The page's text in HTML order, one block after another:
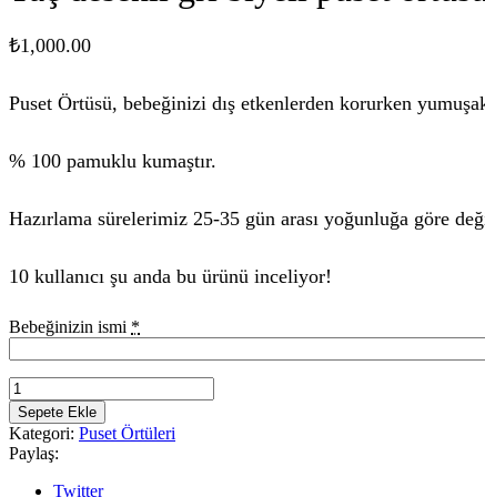
₺1,000.00
Puset Örtüsü, bebeğinizi dış etkenlerden korurken
% 100 pamuklu kumaştır.
Hazırlama sürelerimiz 25-35 gün arası yoğunluğa göre
10 kullanıcı şu anda bu ürünü inceliyor!
Bebeğinizin ismi *
Sepete Ekle
Kategori: Puset Örtüleri
Paylaş:
Twitter